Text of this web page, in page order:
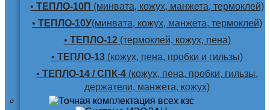
• ТЕПЛО-10П (минвата, кожух, манжета, термоклей)
• ТЕПЛО-10У(минвата, кожух, манжета, термоклей)
• ТЕПЛО-12(термоклей, кожух, пена)
• ТЕПЛО-13 (кожух, пена, пробки и гильзы)
• ТЕПЛО-14 / СПК-4 (кожух, пена, пробки, гильзы,
держатели, манжета, кожух)